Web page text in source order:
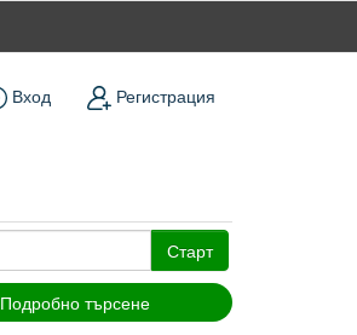
Регистрация
Вход
Старт
Подробно търсене